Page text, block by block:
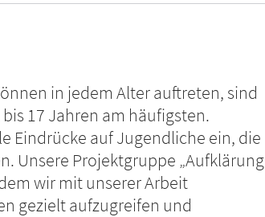
in jedem Alter auftreten, sind
17 Jahren am häufigsten.
Eindrücke auf Jugendliche ein, die
Unsere Projektgruppe „Aufklärung
wir mit unserer Arbeit
gezielt aufzugreifen und